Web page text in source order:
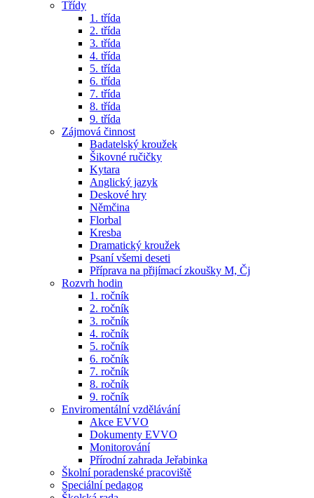
Třídy
1. třída
2. třída
3. třída
4. třída
5. třída
6. třída
7. třída
8. třída
9. třída
Zájmová činnost
Badatelský kroužek
Šikovné ručičky
Kytara
Anglický jazyk
Deskové hry
Němčina
Florbal
Kresba
Dramatický kroužek
Psaní všemi deseti
Příprava na přijímací zkoušky M, Čj
Rozvrh hodin
1. ročník
2. ročník
3. ročník
4. ročník
5. ročník
6. ročník
7. ročník
8. ročník
9. ročník
Enviromentální vzdělávání
Akce EVVO
Dokumenty EVVO
Monitorování
Přírodní zahrada Jeřabinka
Školní poradenské pracoviště
Speciální pedagog